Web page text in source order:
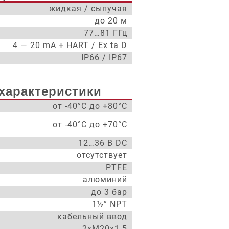
жидкая / сыпучая
до 20 м
77…81 ГГц
4 — 20 mA + HART / Ex ta D
IP66 / IP67
от -40°С до +80°С
от -40°С до +70°С
12…36 В DC
отсутствует
PTFE
алюминий
до 3 бар
1½” NPT
кабельный ввод